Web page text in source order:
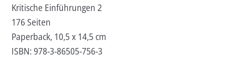
Kritische Einführungen 2
176 Seiten
Paperback, 10,5 x 14,5 cm
ISBN: 978-3-86505-756-3